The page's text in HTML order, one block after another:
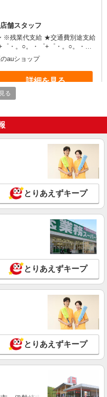
舗スタッフ
※残業代支給 ★交通費別途支給
(規定有) お友達を紹介
支給(規定有) ★月2回払
規程有）★ ゜・。○。・゜
゜
auショップ
詳細を見る
機種に詳しくなれる携帯販売
※残業代支給 ★交通費別途支給
支給(規定有) ★月2回払
規程有）★ ゜・。○。・゜
゜
詳細を見る
なれる携帯販売【docomo】
※残業代支給 ★交通費別途支給
給(規定有) お友達を紹介
支給(規定有) ★月2回払
規程有）★ ゜・。○。・゜
゜
家電量販店
詳細を見る
機種に詳しくなれる携帯販
※残業代支給 ★交通費別途支給
給(規定有) お友達を紹介
支給(規定有) ★月2回払
規程有）★ ゜・。○。・゜
Y!mobileショップ
詳細を見る
る
とりあえずキープ
とりあえずキープ
とりあえずキープ